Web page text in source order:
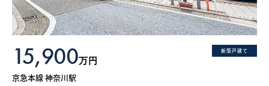
新築戸建て
15,900万円
京急本線 神奈川駅